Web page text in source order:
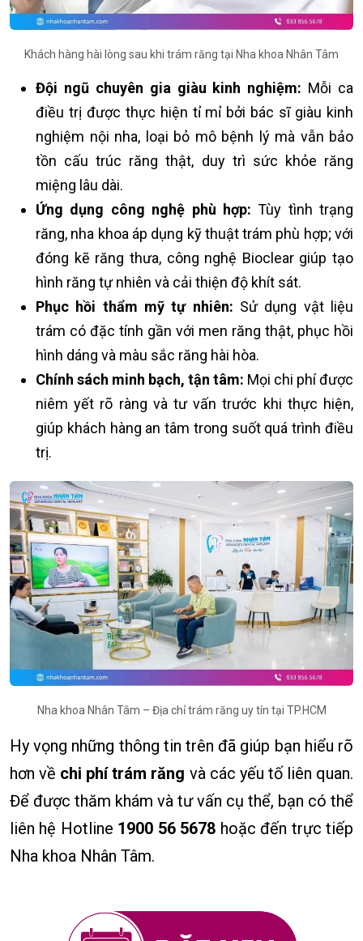
Khách hàng hài lòng sau khi trám răng tại Nha khoa Nhân Tâm
Đội ngũ chuyên gia giàu kinh nghiệm: Mỗi ca
điều trị được thực hiện tỉ mỉ bởi bác sĩ giàu kinh
nghiệm nội nha, loại bỏ mô bệnh lý mà vẫn bảo
tồn cấu trúc răng thật, duy trì sức khỏe răng
miệng lâu dài.
Ứng dụng công nghệ phù hợp: Tùy tình trạng
răng, nha khoa áp dụng kỹ thuật trám phù hợp; với
đóng kẽ răng thưa, công nghệ Bioclear giúp tạo
hình răng tự nhiên và cải thiện độ khít sát.
Phục hồi thẩm mỹ tự nhiên: Sử dụng vật liệu
trám có đặc tính gần với men răng thật, phục hồi
hình dáng và màu sắc răng hài hòa.
Chính sách minh bạch, tận tâm: Mọi chi phí được
niêm yết rõ ràng và tư vấn trước khi thực hiện,
giúp khách hàng an tâm trong suốt quá trình điều
trị.
Nha khoa Nhân Tâm – Địa chỉ trám răng uy tín tại TP.HCM
Hy vọng những thông tin trên đã giúp bạn hiểu rõ
hơn về chi phí trám răng và các yếu tố liên quan.
Để được thăm khám và tư vấn cụ thể, bạn có thể
liên hệ Hotline 1900 56 5678 hoặc đến trực tiếp
Nha khoa Nhân Tâm.